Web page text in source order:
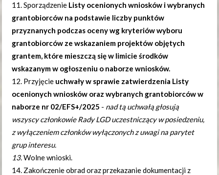
11. Sporządzenie Listy ocenionych wniosków i wybranych
grantobiorców na podstawie liczby punktów
przyznanych podczas oceny wg kryteriów wyboru
grantobiorców ze wskazaniem projektów objętych
grantem, które mieszczą się w limicie środków
wskazanym w ogłoszeniu o naborze wniosków.
12. Przyjęcie uchwały w sprawie zatwierdzenia Listy
ocenionych wniosków oraz wybranych grantobiorców w
naborze nr 02/EFS+/2025 - nad tą uchwałą głosują
wszyscy członkowie Rady LGD uczestniczący w posiedzeniu,
z wyłączeniem członków wyłączonych z uwagi na parytet
grup interesu.
13.Wolne wnioski.
14. Zakończenie obrad oraz przekazanie dokumentacji z